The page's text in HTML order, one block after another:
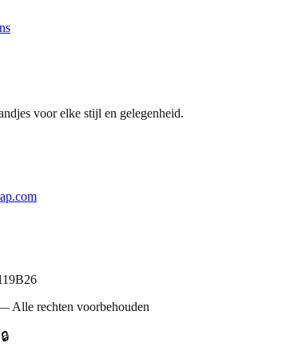
voor elke stijl en gelegenheid.
Alle rechten voorbehouden